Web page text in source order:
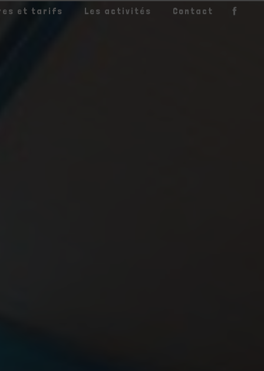
et tarifs Les activités Contact